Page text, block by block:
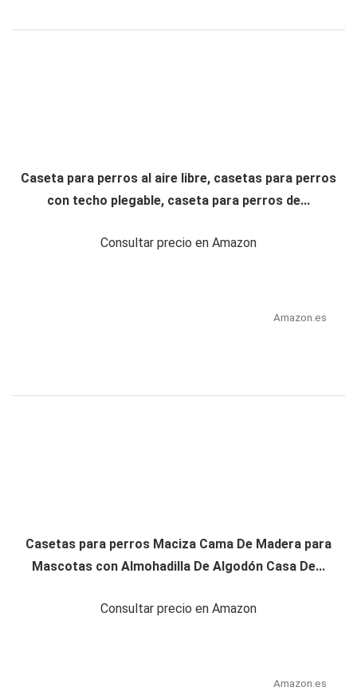
Caseta para perros al aire libre, casetas para perros
con techo plegable, caseta para perros de...
Consultar precio en Amazon
Amazon.es
Casetas para perros Maciza Cama De Madera para
Mascotas con Almohadilla De Algodón Casa De...
Consultar precio en Amazon
Amazon.es